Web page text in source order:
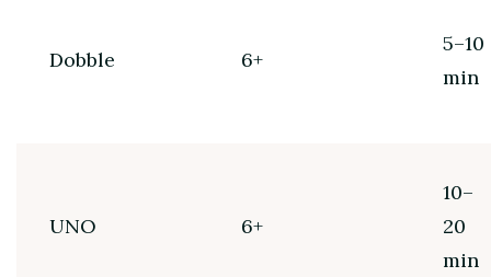
Dobble 6+
5–10
min
UNO 6+
10–
20
min